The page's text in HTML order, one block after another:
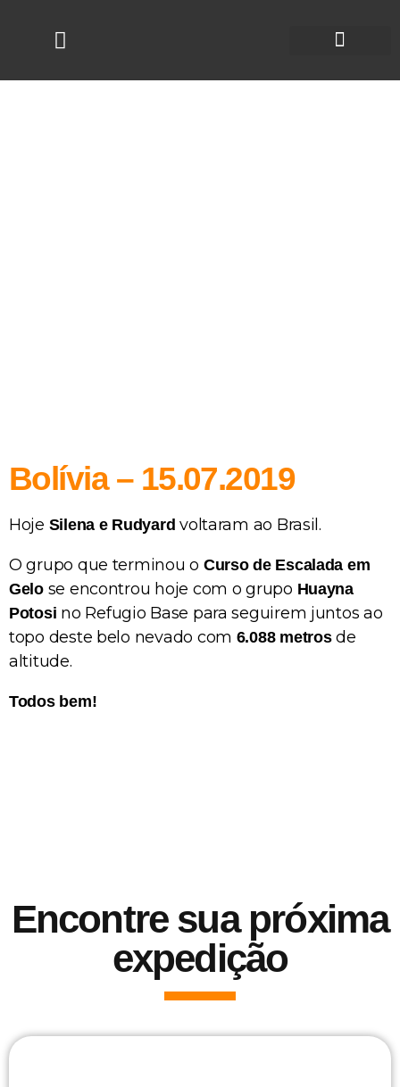
Bolívia – 15.07.2019
Hoje Silena e Rudyard voltaram ao Brasil.
O grupo que terminou o Curso de Escalada em
Gelose encontrou hoje com o grupo Huayna
Potosi no Refugio Base para seguirem juntos ao
topo deste belo nevado com 6.088 metrosde
altitude.
Todos bem!
Encontre sua próxima
expedição